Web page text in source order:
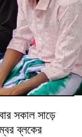
সকাল সাড়ে
ব্লকের